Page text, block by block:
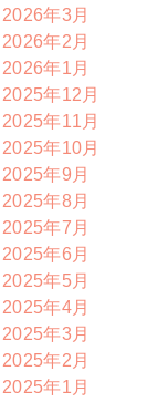
2026年3月
2026年2月
2026年1月
2025年12月
2025年11月
2025年10月
2025年9月
2025年8月
2025年7月
2025年6月
2025年5月
2025年4月
2025年3月
2025年2月
2025年1月